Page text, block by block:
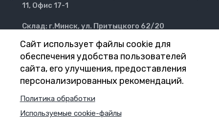
11, Офис 17-1
Склад: г.Минск, ул. Притыцкого 62/20
sales@wengi.by
+375 (44) 799-39-39
Заказать звонок
Сайт использует файлы cookie для
обеспечения удобства пользователей
сайта, его улучшения, предоставления
персонализированных рекомендаций.
Политика обработки
Используемые cookie-файлы